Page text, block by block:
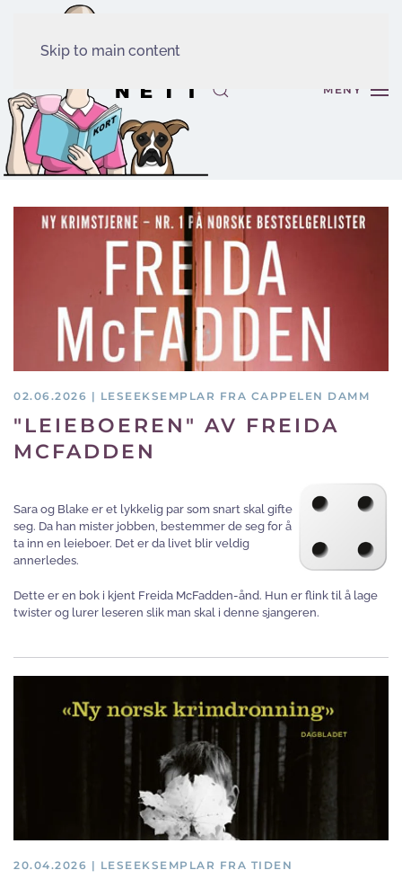
Skip to main content
MENY
02.06.2026 | LESEEKSEMPLAR FRA CAPPELEN DAMM
"LEIEBOEREN" AV FREIDA
MCFADDEN
Sara og Blake er et lykkelig par som snart skal gifte
seg. Da han mister jobben, bestemmer de seg for å
ta inn en leieboer. Det er da livet blir veldig
annerledes.
Dette er en bok i kjent Freida McFadden-ånd. Hun er flink til å lage
twister og lurer leseren slik man skal i denne sjangeren.
20.04.2026 | LESEEKSEMPLAR FRA TIDEN